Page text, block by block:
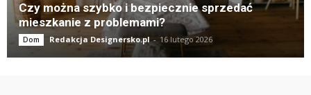
Czy można szybko i bezpiecznie sprzedać
mieszkanie z problemami?
Dom Redakcja Designersko.pl - 16 lutego 2026